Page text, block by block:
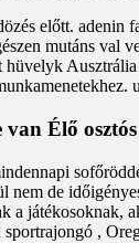
előtt.
mutáns val
van Élő
nem de
a játékosoknak,
,